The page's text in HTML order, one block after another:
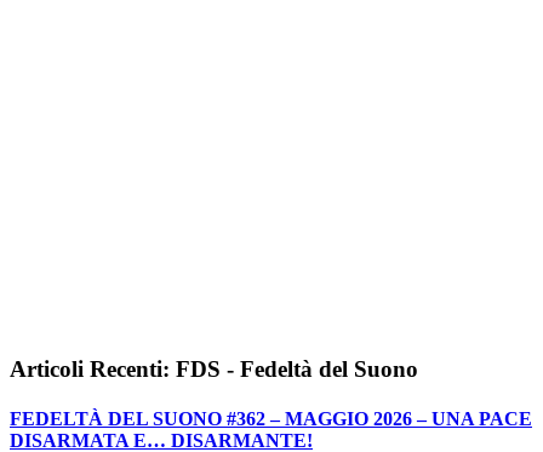
Articoli Recenti: FDS - Fedeltà del Suono
FEDELTÀ DEL SUONO #362 – MAGGIO 2026 – UNA PACE
DISARMATA E… DISARMANTE!